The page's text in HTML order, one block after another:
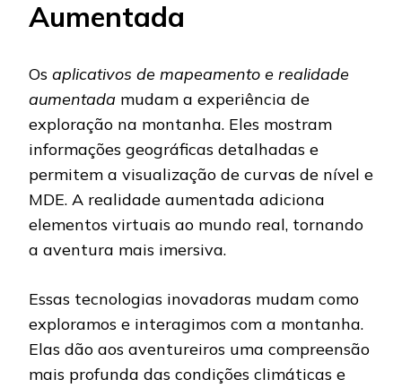
Aumentada
Os aplicativos de mapeamento e realidade
aumentada mudam a experiência de
exploração na montanha. Eles mostram
informações geográficas detalhadas e
permitem a visualização de curvas de nível e
MDE. A realidade aumentada adiciona
elementos virtuais ao mundo real, tornando
a aventura mais imersiva.
Essas tecnologias inovadoras mudam como
exploramos e interagimos com a montanha.
Elas dão aos aventureiros uma compreensão
mais profunda das condições climáticas e